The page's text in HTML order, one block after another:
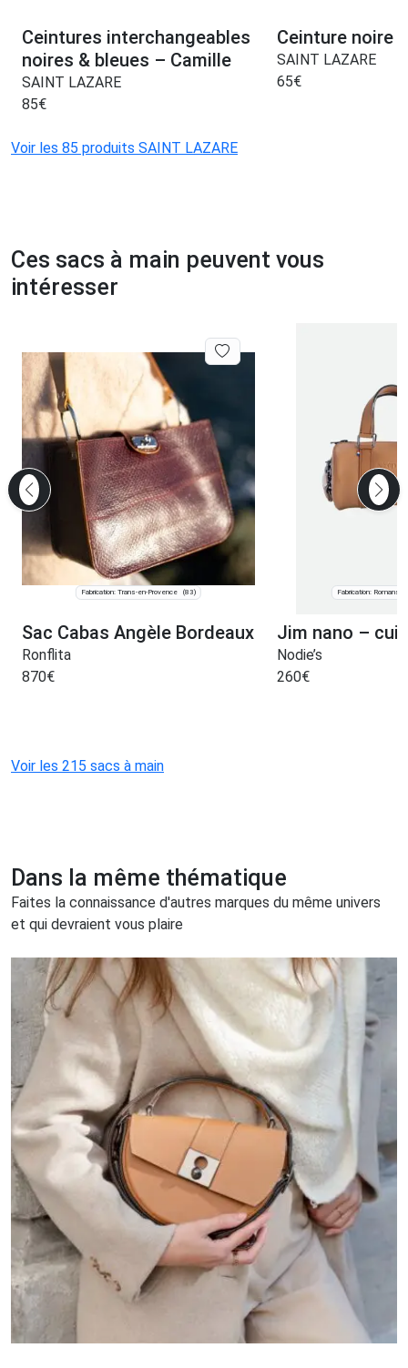
Ceintures interchangeables
noires & bleues – Camille
SAINT LAZARE
85€
Ceinture noire
SAINT LAZARE
65€
Voir les 85 produits SAINT LAZARE
Ces sacs à main peuvent vous
intéresser
Fabrication: Trans-en-Provence (83)
Sac Cabas Angèle Bordeaux
Ronflita
870€
Fabrication: Romans-
Jim nano –
Nodie’s
260€
Voir les 215 sacs à main
Dans la même thématique
Faites la connaissance d'autres marques du même univers
et qui devraient vous plaire